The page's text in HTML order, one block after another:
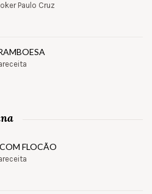
Paulo Cruz
FLOCÃO